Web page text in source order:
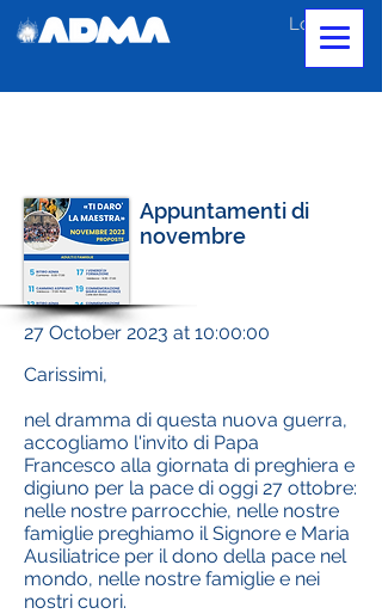
Log In
Appuntamenti di
novembre
27 October 2023 at 10:00:00
Carissimi,
nel dramma di questa nuova guerra,
accogliamo l'invito di Papa
Francesco alla giornata di preghiera e
digiuno per la pace di oggi 27 ottobre:
nelle nostre parrocchie, nelle nostre
famiglie preghiamo il Signore e Maria
Ausiliatrice per il dono della pace nel
mondo, nelle nostre famiglie e nei
nostri cuori.